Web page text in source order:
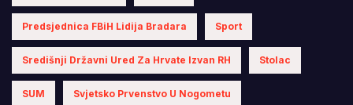
Predsjednica FBiH Lidija Bradara Sport
Središnji Državni Ured Za Hrvate Izvan RH Stolac
SUM Svjetsko Prvenstvo U Nogometu